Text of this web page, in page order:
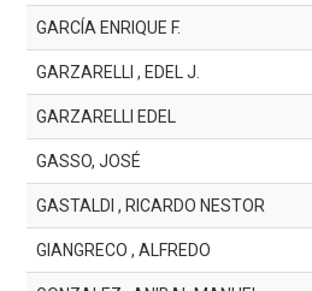
GARCÍA ENRIQUE F.
GARZARELLI , EDEL J.
GARZARELLI EDEL
GASSO, JOSÉ
GASTALDI , RICARDO NESTOR
GIANGRECO , ALFREDO